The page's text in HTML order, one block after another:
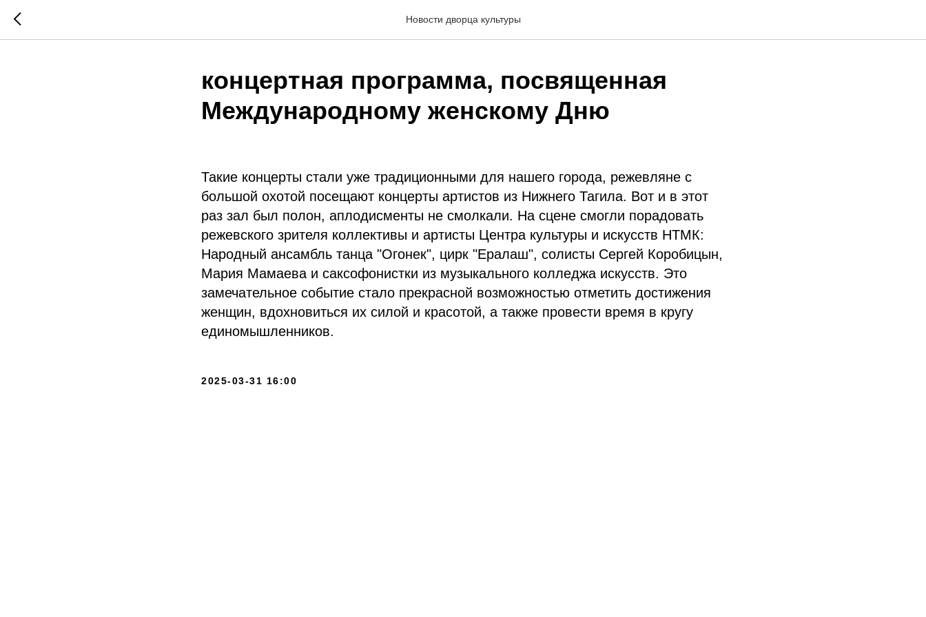
Новости дворца культуры
концертная программа, посвященная
Международному женскому Дню
Такие концерты стали уже традиционными для нашего города, режевляне с
большой охотой посещают концерты артистов из Нижнего Тагила. Вот и в этот
раз зал был полон, аплодисменты не смолкали. На сцене смогли порадовать
режевского зрителя коллективы и артисты Центра культуры и искусств НТМК:
Народный ансамбль танца "Огонек", цирк "Ералаш", солисты Сергей Коробицын,
Мария Мамаева и саксофонистки из музыкального колледжа искусств. Это
замечательное событие стало прекрасной возможностью отметить достижения
женщин, вдохновиться их силой и красотой, а также провести время в кругу
единомышленников.
2025-03-31 16:00